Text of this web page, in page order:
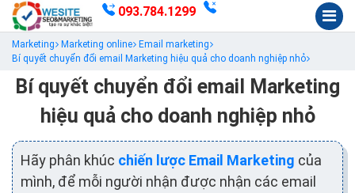
093.784.1299
Marketing Marketing online
Email marketing
Bí quyết chuyển đổi email Marketing hiệu quả cho doanh nghiệp nhỏ
Bí quyết chuyển đổi email Marketing
hiệu quả cho doanh nghiệp nhỏ
Hãy phân khúc chiến lược Email Marketing của
mình, để mỗi người nhận được nhận các email